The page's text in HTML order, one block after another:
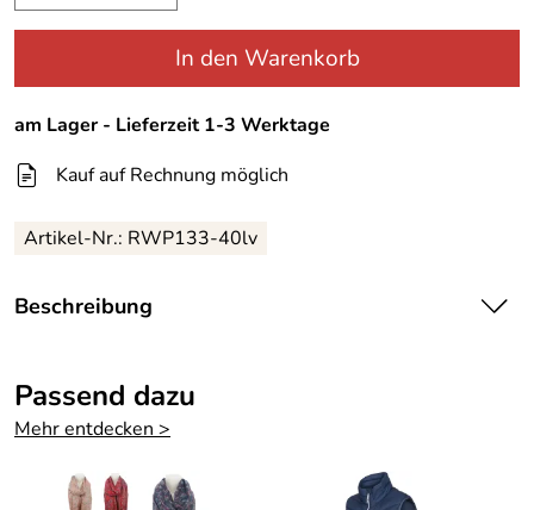
In den Warenkorb
am Lager - Lieferzeit 1-3 Werktage
Kauf auf Rechnung möglich
Artikel-Nr.: RWP133-40lv
Beschreibung
Lifestyle-Jacke der Marke Regatta . Wir haben diese
warme Winterjacke in Farbe vanilla oder in cumin.
zu idealen Begleiter für die Jahreszeit mit schlechten
Passend dazu
Mehr entdecken >